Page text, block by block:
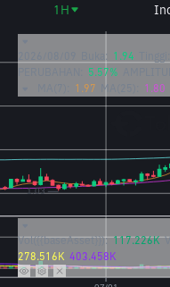
1H
Buka: 1.94
5.57%
1.97 MA(25): 1.80
Vol({{baseAsset}}): 117.226K
278.516K 403.458K